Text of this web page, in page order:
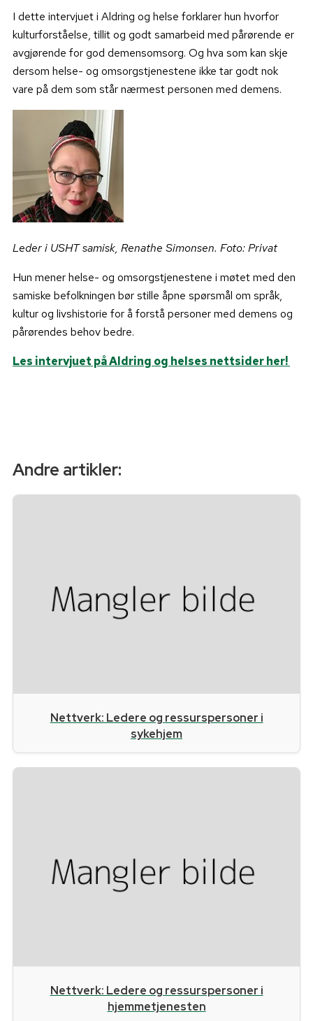
I dette intervjuet i Aldring og helse forklarer hun hvorfor
kulturforståelse, tillit og godt samarbeid med pårørende er
avgjørende for god demensomsorg. Og hva som kan skje
dersom helse- og omsorgstjenestene ikke tar godt nok
vare på dem som står nærmest personen med demens.
Leder i USHT samisk, Renathe Simonsen. Foto: Privat
Hun mener helse- og omsorgstjenestene i møtet med den
samiske befolkningen bør stille åpne spørsmål om språk,
kultur og livshistorie for å forstå personer med demens og
pårørendes behov bedre.
Les intervjuet på Aldring og helses nettsider her!
Andre artikler:
Nettverk: Ledere og ressurspersoner i
sykehjem
Nettverk: Ledere og ressurspersoner i
hjemmetjenesten